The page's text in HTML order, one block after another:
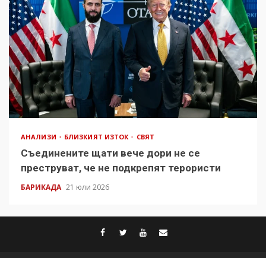
АНАЛИЗИ БЛИЗКИЯТ ИЗТОК СВЯТ
Съединените щати вече дори не се
преструват, че не подкрепят терористи
БАРИКАДА 21 юли 2026
facebook
twitter
youtube